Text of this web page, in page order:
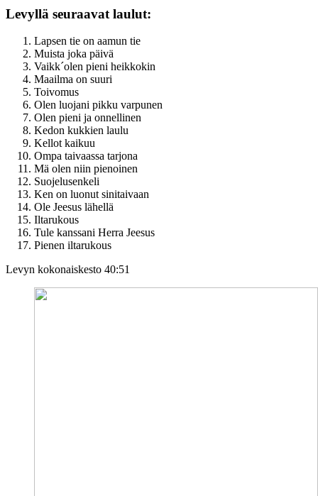
Levyllä seuraavat laulut:
Lapsen tie on aamun tie
Muista joka päivä
Vaikk´olen pieni heikkokin
Maailma on suuri
Toivomus
Olen luojani pikku varpunen
Olen pieni ja onnellinen
Kedon kukkien laulu
Kellot kaikuu
Ompa taivaassa tarjona
Mä olen niin pienoinen
Suojelusenkeli
Ken on luonut sinitaivaan
Ole Jeesus lähellä
Iltarukous
Tule kanssani Herra Jeesus
Pienen iltarukous
Levyn kokonaiskesto 40:51